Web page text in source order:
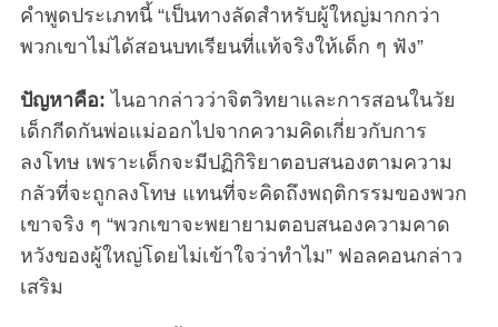
คำพูดประเภทนี้ “เป็นทางลัดสำหรับผู้ใหญ่มากกว่า
พวกเขาไม่ได้สอนบทเรียนที่แท้จริงให้เด็ก ๆ ฟัง”
ปัญหาคือ:ไนอากล่าวว่าจิตวิทยาและการสอนในวัย
เด็กกีดกันพ่อแม่ออกไปจากความคิดเกี่ยวกับการ
ลงโทษ เพราะเด็กจะมีปฏิกิริยาตอบสนองตามความ
กลัวที่จะถูกลงโทษ แทนที่จะคิดถึงพฤติกรรมของพวก
เขาจริง ๆ “พวกเขาจะพยายามตอบสนองความคาด
หวังของผู้ใหญ่โดยไม่เข้าใจว่าทำไม” ฟอลคอนกล่าว
เสริม